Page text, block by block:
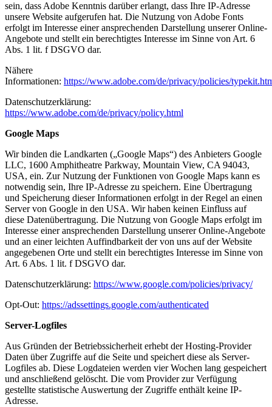
sein, dass Adobe Kenntnis darüber erlangt, dass Ihre IP-Adresse
unsere Website aufgerufen hat. Die Nutzung von Adobe Fonts
erfolgt im Interesse einer ansprechenden Darstellung unserer Online-
Angebote und stellt ein berechtigtes Interesse im Sinne von Art. 6
Abs. 1 lit. f DSGVO dar.
Nähere
Informationen: https://www.adobe.com/de/privacy/policies/
Datenschutzerklärung:
https://www.adobe.com/de/privacy/policy.html
Google Maps
Wir binden die Landkarten („Google Maps“) des Anbieters Google
LLC, 1600 Amphitheatre Parkway, Mountain View, CA 94043,
USA, ein. Zur Nutzung der Funktionen von Google Maps kann es
notwendig sein, Ihre IP-Adresse zu speichern. Eine Übertragung
und Speicherung dieser Informationen erfolgt in der Regel an einen
Server von Google in den USA. Wir haben keinen Einfluss auf
diese Datenübertragung. Die Nutzung von Google Maps erfolgt im
Interesse einer ansprechenden Darstellung unserer Online-Angebote
und an einer leichten Auffindbarkeit der von uns auf der Website
angegebenen Orte und stellt ein berechtigtes Interesse im Sinne von
Art. 6 Abs. 1 lit. f DSGVO dar.
Datenschutzerklärung: https://www.google.com/policies/privacy/
Opt-Out: https://adssettings.google.com/authenticated
Server-Logfiles
Aus Gründen der Betriebssicherheit erhebt der Hosting-Provider
Daten über Zugriffe auf die Seite und speichert diese als Server-
Logfiles ab. Diese Logdateien werden vier Wochen lang gespeichert
und anschließend gelöscht. Die vom Provider zur Verfügung
gestellte statistische Auswertung der Zugriffe enthält keine IP-
Adresse.